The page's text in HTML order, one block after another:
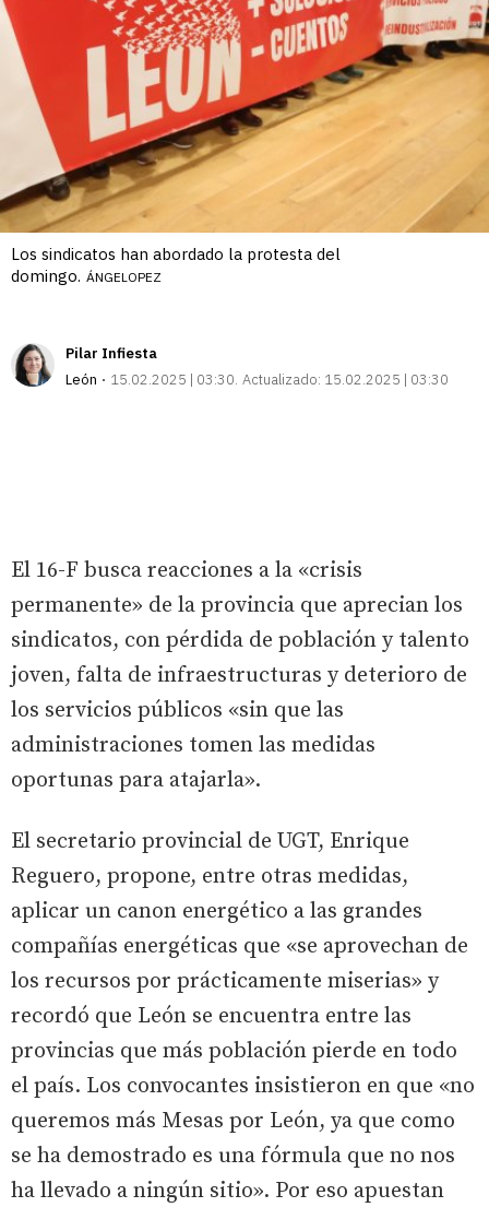
Los sindicatos han abordado la protesta del
domingo. ÁNGELOPEZ
Pilar Infiesta
León
15.02.2025 | 03:30 Actualizado: 15.02.2025 | 03:30
El 16-F busca reacciones a la «crisis
permanente» de la provincia que aprecian los
sindicatos, con pérdida de población y talento
joven, falta de infraestructuras y deterioro de
los servicios públicos «sin que las
administraciones tomen las medidas
oportunas para atajarla».
El secretario provincial de UGT, Enrique
Reguero, propone, entre otras medidas,
aplicar un canon energético a las grandes
compañías energéticas que «se aprovechan de
los recursos por prácticamente miserias» y
recordó que León se encuentra entre las
provincias que más población pierde en todo
el país. Los convocantes insistieron en que «no
queremos más Mesas por León, ya que como
se ha demostrado es una fórmula que no nos
ha llevado a ningún sitio». Por eso apuestan